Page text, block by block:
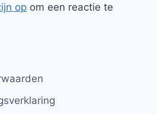
op om een reactie te